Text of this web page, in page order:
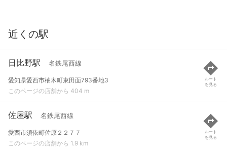
近くの駅
日比野駅 名鉄尾西線
愛知県愛西市柚木町東田面793番地3
このページの店舗から 404 m
ルート
を見る
佐屋駅 名鉄尾西線
愛西市須依町佐原２２７７
このページの店舗から 1.9 km
ルート
を見る